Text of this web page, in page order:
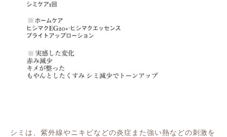
シミは、紫外線やニキビなどの炎症また強い熱などの刺激を